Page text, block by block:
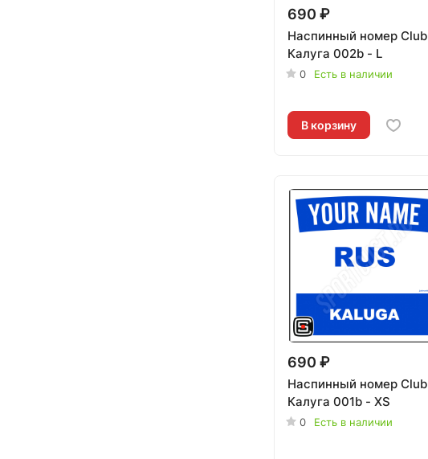
690 ₽
Наспинный номер Club
Калуга 002b - L
0 Есть в наличии
В корзину
690 ₽
Наспинный номер Club
Калуга 001b - XS
0 Есть в наличии